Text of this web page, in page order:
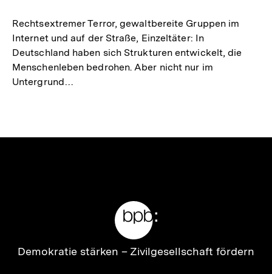
Rechtsextremer Terror, gewaltbereite Gruppen im
Internet und auf der Straße, Einzeltäter: In
Deutschland haben sich Strukturen entwickelt, die
Menschenleben bedrohen. Aber nicht nur im
Untergrund…
Zur
Demokratie stärken – Zivilgesellschaft fördern